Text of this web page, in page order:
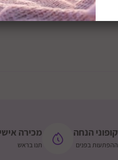
קופוני הנחה
ההפתעות בפנים
מכירה
תנו בראש